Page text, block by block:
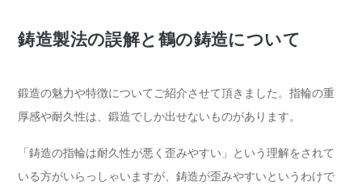
鋳造製法の誤解と鶴の鋳造について
鍛造の魅力や特徴についてご紹介させて頂きました。指輪の重
厚感や耐久性は、鍛造でしか出せないものがあります。
「鋳造の指輪は耐久性が悪く歪みやすい」という理解をされて
いる方がいらっしゃいますが、鋳造が歪みやすいというわけで